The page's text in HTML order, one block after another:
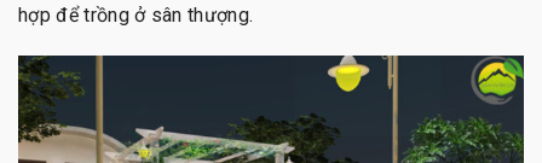
hợp để trồng ở sân thượng.